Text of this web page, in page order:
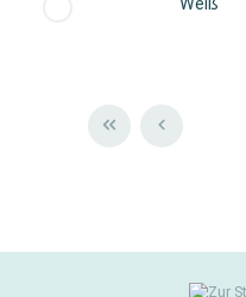
Weiß